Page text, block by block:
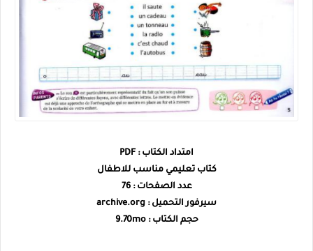
امتداد الكتاب : PDF
كتاب تعليمي مناسب للاطفال
عدد الصفحات : 76
سيرفور التحميل : archive.org
حجم الكتاب : 9.70mo